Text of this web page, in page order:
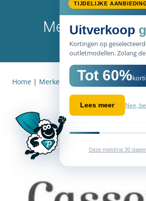
TIJDELIJKE
Uitverkoop
Kortingen op
outletmodellen. Zolang
Tot 60%
Lees meer Nee,
Deze melding 30
Meer Over
Home | Merken | Meer over Cassenz